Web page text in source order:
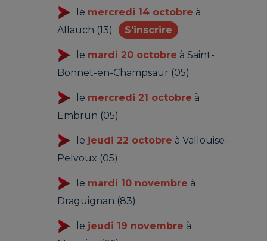
le mercredi 14 octobre à
Allauch (13)
S'inscrire
le mardi 20 octobre à Saint-
Bonnet-en-Champsaur (05)
le mercredi 21 octobre à
Embrun (05)
le jeudi 22 octobre à Vallouise-
Pelvoux (05)
le mardi 10 novembre à
Draguignan (83)
le jeudi 19 novembre à